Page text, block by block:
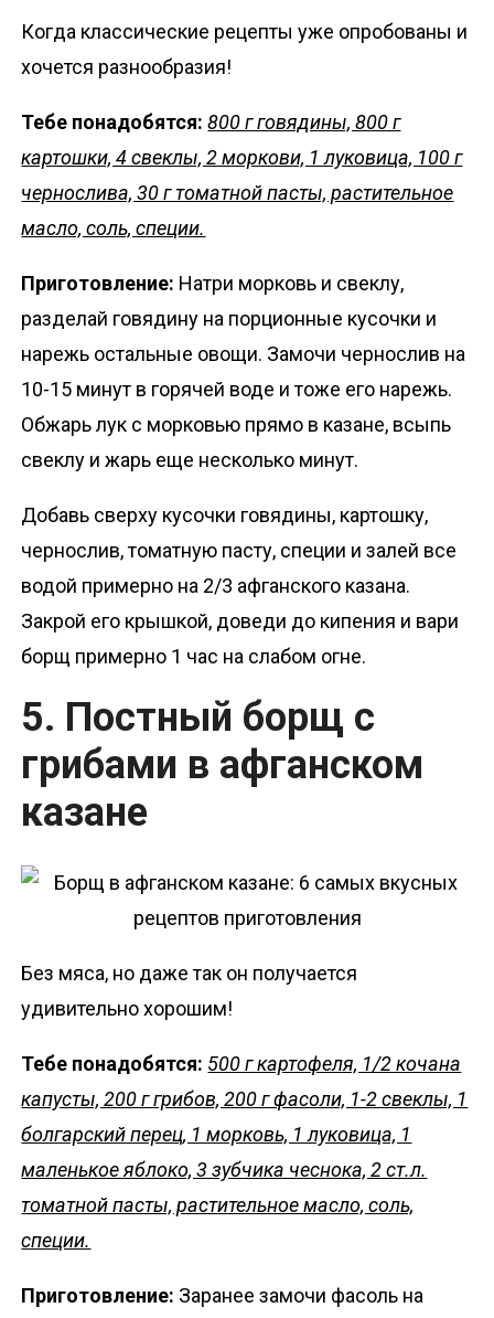
Когда классические рецепты уже опробованы и
хочется разнообразия!
Тебе понадобятся:800 г говядины, 800 г
картошки, 4 свеклы, 2 моркови, 1 луковица, 100 г
чернослива, 30 г томатной пасты, растительное
масло, соль, специи.
Приготовление: Натри морковь и свеклу,
разделай говядину на порционные кусочки и
нарежь остальные овощи. Замочи чернослив на
10-15 минут в горячей воде и тоже его нарежь.
Обжарь лук с морковью прямо в казане, всыпь
свеклу и жарь еще несколько минут.
Добавь сверху кусочки говядины, картошку,
чернослив, томатную пасту, специи и залей все
водой примерно на 2/3 афганского казана.
Закрой его крышкой, доведи до кипения и вари
борщ примерно 1 час на слабом огне.
5. Постный борщ с
грибами в афганском
казане
Без мяса, но даже так он получается
удивительно хорошим!
Тебе понадобятся: 500 г картофеля, 1/2 кочана
капусты, 200 г грибов, 200 г фасоли, 1-2 свеклы, 1
болгарский перец, 1 морковь, 1 луковица, 1
маленькое яблоко, 3 зубчика чеснока, 2 ст.л.
томатной пасты, растительное масло, соль,
специи.
Приготовление: Заранее замочи фасоль на